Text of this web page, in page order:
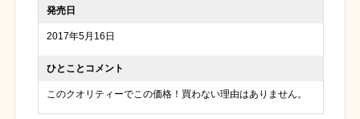
発売日
2017年5月16日
ひとことコメント
このクオリティーでこの価格！買わない理由はありません。